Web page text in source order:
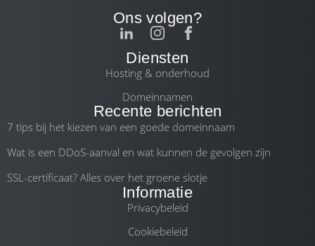
Ons volgen?
Diensten
Hosting & onderhoud
Domeinnamen
Recente berichten
7 tips bij het kiezen van een goede domeinnaam
Wat is een DDoS-aanval en wat kunnen de gevolgen zijn
SSL-certificaat? Alles over het groene slotje
Informatie
Privacybeleid
Cookiebeleid